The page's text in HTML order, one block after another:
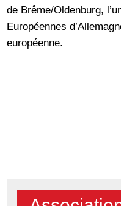
de Brême/Oldenburg,
Européennes
européenne.